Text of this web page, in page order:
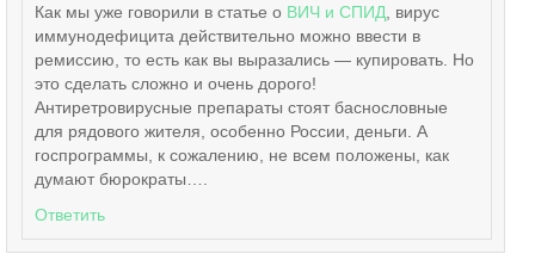
Как мы уже говорили в статье о ВИЧ и СПИД , вирус
иммунодефицита действительно можно ввести в
ремиссию, то есть как вы выразались — купировать. Но
это сделать сложно и очень дорого!
Антиретровирусные препараты стоят баснословные
для рядового жителя, особенно России, деньги. А
госпрограммы, к сожалению, не всем положены, как
думают бюрократы….
Ответить